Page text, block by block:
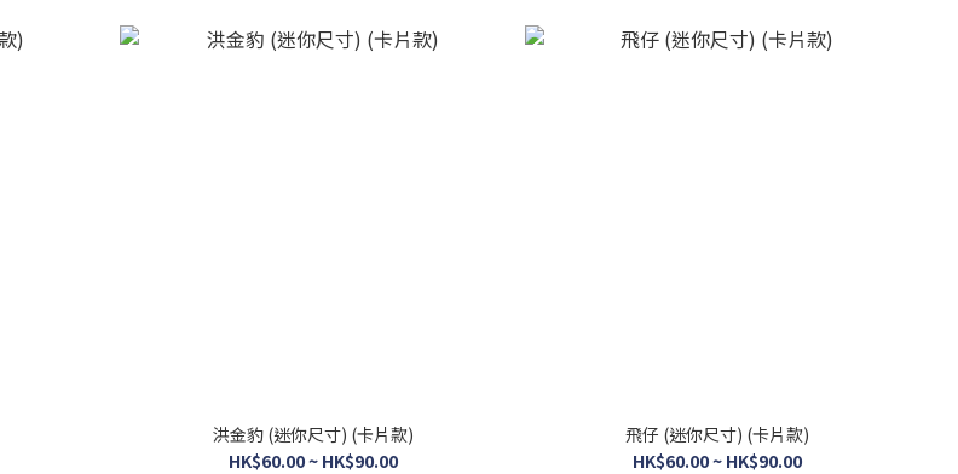
洪金豹 (迷你尺寸) (卡片款)
HK$60.00 ~ HK$90.00
飛仔 (迷你尺寸) (卡片款)
HK$60.00 ~ HK$90.00